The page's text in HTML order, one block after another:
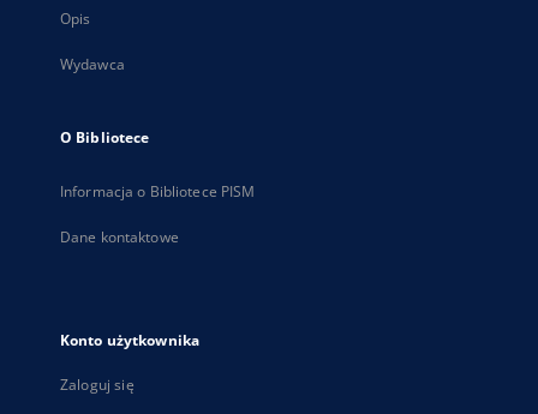
Opis
Wydawca
O Bibliotece
Informacja o Bibliotece PISM
Dane kontaktowe
Konto użytkownika
Zaloguj się